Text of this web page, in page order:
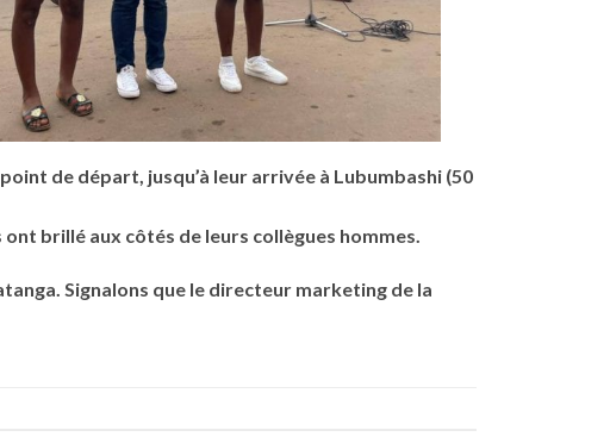
de départ, jusqu’à leur arrivée à Lubumbashi (50
brillé aux côtés de leurs collègues hommes.
Signalons que le directeur marketing de la